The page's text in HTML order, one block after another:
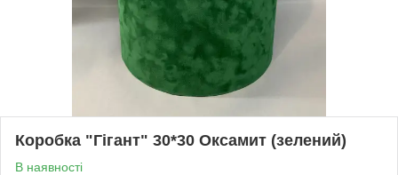
Коробка "Гігант" 30*30 Оксамит (зелений)
В наявності